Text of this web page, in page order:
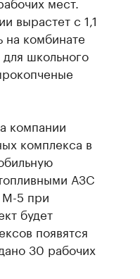
вырастет с 1,1
на комбинате
школьного
компании
комплекса в
АЗС
М-5 при
будет
появятся
30 рабочих